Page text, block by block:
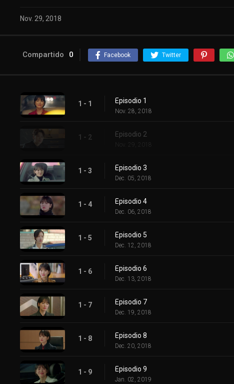
Nov. 29, 2018
Compartido 0 Facebook Twitter
1 - 1 Episodio 1
Nov. 28, 2018
1 - 2 Episodio 2
Nov. 29, 2018
1 - 3 Episodio 3
Dec. 05, 2018
1 - 4 Episodio 4
Dec. 06, 2018
1 - 5 Episodio 5
Dec. 12, 2018
1 - 6 Episodio 6
Dec. 13, 2018
1 - 7 Episodio 7
Dec. 19, 2018
1 - 8 Episodio 8
Dec. 20, 2018
1 - 9 Episodio 9
Jan. 02, 2019